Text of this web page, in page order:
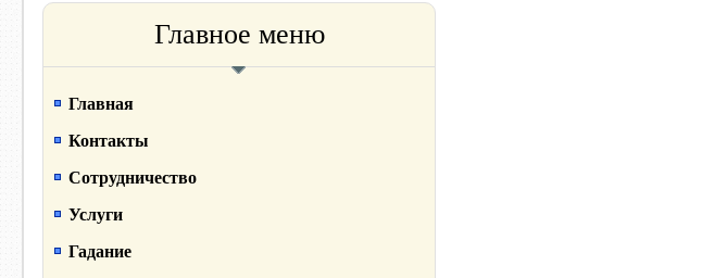
Главное меню
Главная
Контакты
Сотрудничество
Услуги
Гадание